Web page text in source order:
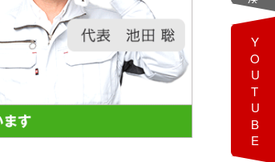
YOUTUBE